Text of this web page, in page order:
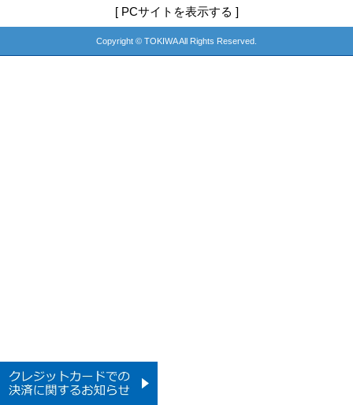
[ PCサイトを表示する ]
Copyright © TOKIWA All Rights Reserved.